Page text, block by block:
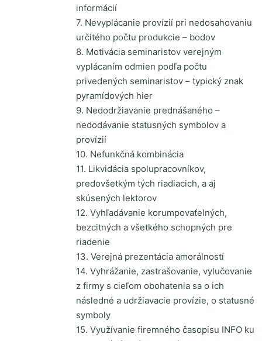
informácií
7. Nevyplácanie provízií pri nedosahovaniu
určitého počtu produkcie – bodov
8. Motivácia seminaristov verejným
vyplácaním odmien podľa počtu
privedených seminaristov – typický znak
pyramídových hier
9. Nedodržiavanie prednášaného –
nedodávanie statusných symbolov a
provízií
10. Nefunkčná kombinácia
11. Likvidácia spolupracovníkov,
predovšetkým tých riadiacich, a aj
skúsených lektorov
12. Vyhľadávanie korumpovaťelných,
bezcitných a všetkého schopných pre
riadenie
13. Verejná prezentácia amorálností
14. Vyhrážanie, zastrašovanie, vylučovanie
z firmy s cieľom obohatenia sa o ich
následné a udržiavacie provízie, o statusné
symboly
15. Využívanie firemného časopisu INFO ku